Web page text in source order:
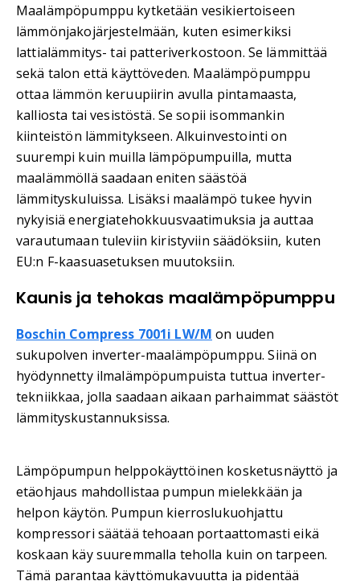
Maalämpöpumppu kytketään vesikiertoiseen
lämmönjakojärjestelmään, kuten esimerkiksi
lattialämmitys- tai patteriverkostoon. Se lämmittää
sekä talon että käyttöveden. Maalämpöpumppu
ottaa lämmön keruupiirin avulla pintamaasta,
kalliosta tai vesistöstä. Se sopii isommankin
kiinteistön lämmitykseen. Alkuinvestointi on
suurempi kuin muilla lämpöpumpuilla, mutta
maalämmöllä saadaan eniten säästöä
lämmityskuluissa. Lisäksi maalämpö tukee hyvin
nykyisiä energiatehokkuusvaatimuksia ja auttaa
varautumaan tuleviin kiristyviin säädöksiin, kuten
EU:n F-kaasuasetuksen muutoksiin.
Kaunis ja tehokas maalämpöpumppu
Boschin Compress 7001i LW/M on uuden
sukupolven inverter-maalämpöpumppu. Siinä on
hyödynnetty ilmalämpöpumpuista tuttua inverter-
tekniikkaa, jolla saadaan aikaan parhaimmat säästöt
lämmityskustannuksissa.
Lämpöpumpun helppokäyttöinen kosketusnäyttö ja
etäohjaus mahdollistaa pumpun mielekkään ja
helpon käytön. Pumpun kierroslukuohjattu
kompressori säätää tehoaan portaattomasti eikä
koskaan käy suuremmalla teholla kuin on tarpeen.
Tämä parantaa käyttömukavuutta ja pidentää